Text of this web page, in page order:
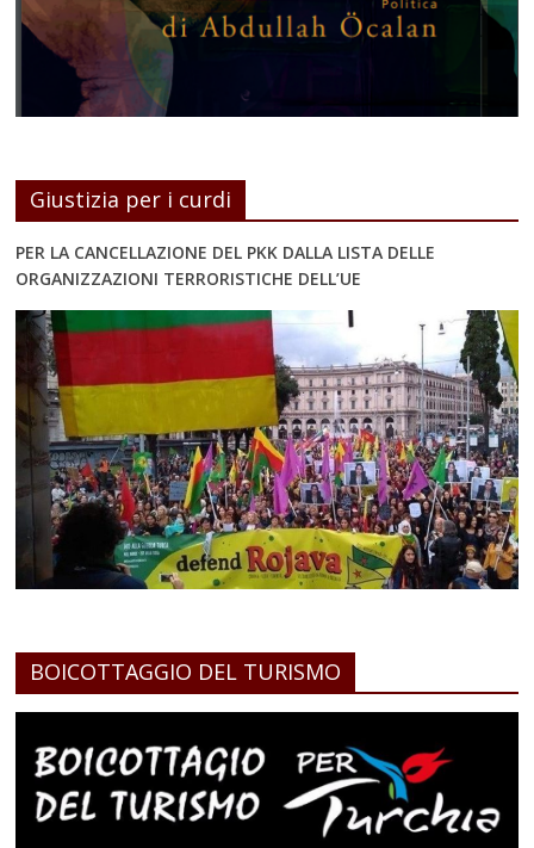
Giustizia per i curdi
PER LA CANCELLAZIONE DEL PKK DALLA LISTA DELLE
ORGANIZZAZIONI TERRORISTICHE DELL’UE
BOICOTTAGGIO DEL TURISMO